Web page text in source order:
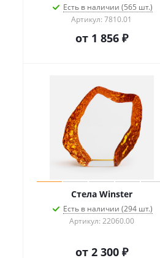
Есть в наличии (565 шт.)
Артикул: 7810.01
от 1 856 ₽
Стела Winster
Есть в наличии (294 шт.)
Артикул: 22060.00
от 2 300 ₽